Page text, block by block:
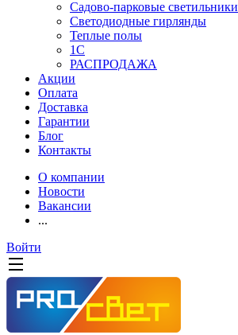
Садово-парковые светильники
Светодиодные гирлянды
Теплые полы
1С
РАСПРОДАЖА
Акции
Оплата
Доставка
Гарантии
Блог
Контакты
О компании
Новости
Вакансии
...
Войти